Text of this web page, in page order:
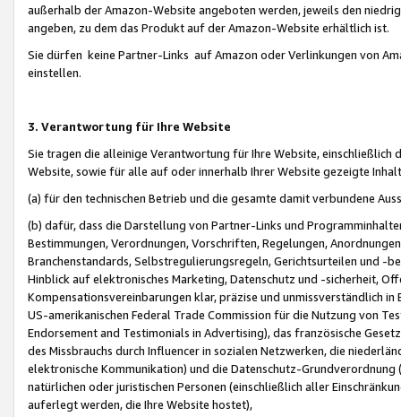
außerhalb der Amazon-Website angeboten werden, jeweils den
angeben, zu dem das Produkt auf der Amazon-Website erhältlich ist.
Sie dürfen keine Partner-Links auf Amazon oder Verlinkungen von
einstellen.
3. Verantwortung für Ihre Website
Sie tragen die alleinige Verantwortung für Ihre Website,
Website, sowie für alle auf oder innerhalb Ihrer Website gezeigte
(a) für den technischen Betrieb und die gesamte damit verbundene
(b) dafür, dass die Darstellung von Partner-Links und
Bestimmungen, Verordnungen, Vorschriften, Regelungen,
Branchenstandards, Selbstregulierungsregeln, Gerichtsurteilen und -
Hinblick auf elektronisches Marketing, Datenschutz und -sicherheit,
Kompensationsvereinbarungen klar, präzise und unmissverständlich
US-amerikanischen Federal Trade Commission für die Nutzung von
Endorsement and Testimonials in Advertising), das französische
des Missbrauchs durch Influencer in sozialen Netzwerken, die
elektronische Kommunikation) und die Datenschutz-
natürlichen oder juristischen Personen (einschließlich aller
auferlegt werden, die Ihre Website hostet),